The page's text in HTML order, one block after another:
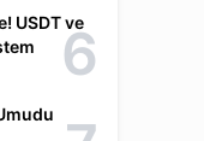
USDT ve
6